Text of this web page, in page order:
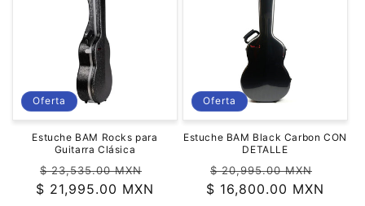
Oferta
Estuche BAM Rocks para
Guitarra Clásica
Precio
habitual
$ 23,535.00 MXN
de
$ 21,995.00 MXN
Oferta
Estuche BAM Black Carbon CON
DETALLE
Precio
habitual
$ 20,995.00 MXN
de
$ 16,800.00 MXN